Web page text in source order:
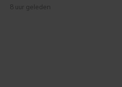
8 uur geleden